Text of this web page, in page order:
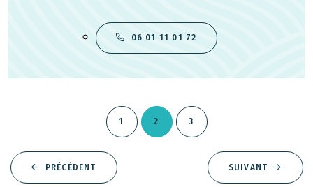
06 01 11 01 72
PRÉCÉDENT
1 2 3
SUIVANT